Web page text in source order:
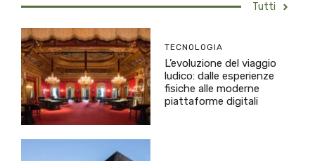
Tutti
TECNOLOGIA
L’evoluzione del viaggio
ludico: dalle esperienze
fisiche alle moderne
piattaforme digitali